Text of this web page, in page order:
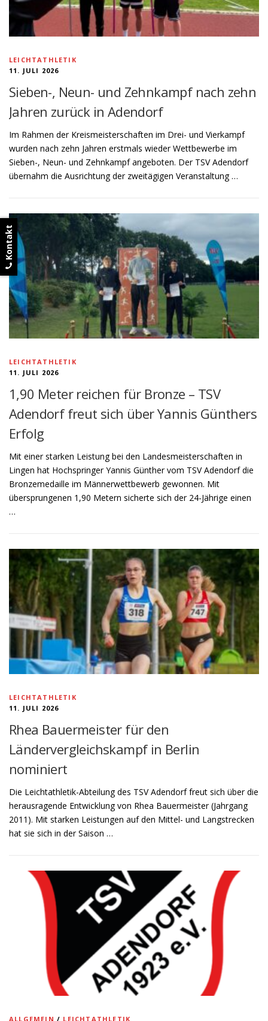
LEICHTATHLETIK
11. JULI 2026
Sieben-, Neun- und Zehnkampf nach zehn
Jahren zurück in Adendorf
Im Rahmen der Kreismeisterschaften im Drei- und Vierkampf
wurden nach zehn Jahren erstmals wieder Wettbewerbe im
Sieben-, Neun- und Zehnkampf angeboten. Der TSV Adendorf
übernahm die Ausrichtung der zweitägigen Veranstaltung …
LEICHTATHLETIK
11. JULI 2026
1,90 Meter reichen für Bronze – TSV
Adendorf freut sich über Yannis Günthers
Erfolg
Mit einer starken Leistung bei den Landesmeisterschaften in
Lingen hat Hochspringer Yannis Günther vom TSV Adendorf die
Bronzemedaille im Männerwettbewerb gewonnen. Mit
übersprungenen 1,90 Metern sicherte sich der 24-Jährige einen
…
LEICHTATHLETIK
11. JULI 2026
Rhea Bauermeister für den
Ländervergleichskampf in Berlin
nominiert
Die Leichtathletik-Abteilung des TSV Adendorf freut sich über die
herausragende Entwicklung von Rhea Bauermeister (Jahrgang
2011). Mit starken Leistungen auf den Mittel- und Langstrecken
hat sie sich in der Saison …
ALLGEMEIN / LEICHTATHLETIK
Kontakt